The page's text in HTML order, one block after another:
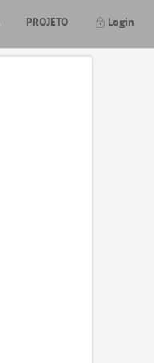
PROJETO Login